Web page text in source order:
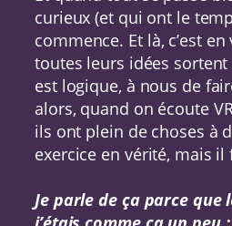
curieux (et qui ont le
commence. Et là, c’est
toutes leurs idées
est logique, à nous de
alors, quand on écoute
ils ont plein de choses à
exercice en vérité, mais il
Je parle de ça parce que